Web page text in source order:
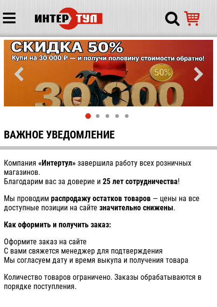
ВАЖНОЕ УВЕДОМЛЕНИЕ
Компания «Интертул» завершила работу всех розничных
магазинов.
Благодарим вас за доверие и 25 лет сотрудничества!
Мы проводим распродажу остатков товаров — цены на все
доступные позиции на сайте значительно снижены.
Как оформить и получить заказ:
Оформите заказ на сайте
С вами свяжется менеджер для подтверждения
Мы согласуем дату и время выкупа и получения товара
Количество товаров ограничено. Заказы обрабатываются в
порядке поступления.